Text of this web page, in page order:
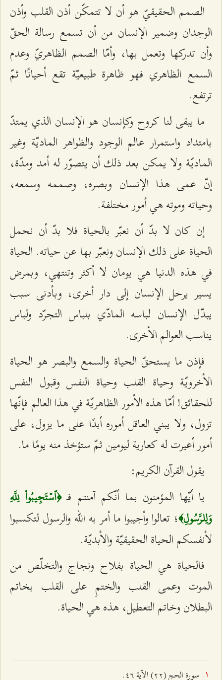
الصمم الحقيقيّ هو أن لا تتمكّن أذن القلب وأذن
الوجدان وضمير الإنسان من أن تسمع رسالة الحقّ
وأن تدركها وتعمل بها، وأمّا الصمم الظاهريّ وعدم
السمع الظاهري فهو ظاهرة طبيعيّة تقع أحيانًا ثمّ
ترتفع.
ما يبقى لنا كروح وكإنسان هو الإنسان الذي يمتدّ
بامتداد واستمرار عالم الوجود والظواهر الماديّة وغير
الماديّة ولا يمكن بعد ذلك أن يتصوّر له أمد ومدّة،
إنّ عمى هذا الإنسان وبصره، وصممه وسمعه،
وحياته وموته هي أمور مختلفة.
إن كان لا بدّ أن نعبّر بالحياة فلا بدّ أن نحمل
الحياة على ذلك الإنسان ونعبّر بها عن حياته. الحياة
في هذه الدنيا هي يومان لا أكثر وتنتهي، وبمرض
يسير يرحل الإنسان إلى دار أخرى، وبأدنى سبب
يبدّل الإنسان لباسه المادّي بلباس التجرّد ولباس
يناسب العوالم الأخرى.
فإذن ما يستحقّ الحياة والسمع والبصر هو الحياة
الأخرويّة وحياة القلب وحياة النفس وقبول النفس
للحقائق! أمّا هذه الأمور الظاهريّة في هذا العالم فإنّها
تزول، ولا يبني العاقل أموره أبدًا على ما يزول، على
أمور أعيرت له كعارية ليومين ثمّ ستؤخذ منه يومًا ما.
يقول القرآن الكريم:
يا أيّها المؤمنون بما أنّكم آمنتم فـ﴿ٱسۡتَجِيبُواْ لِلَّهِ
وَلِلرَّسُولِ﴾؛ تعالوا وأجيبوا ما أمر به الله والرسول لتكسبوا
لأنفسكم الحياة الحقيقيّة والأبديّة.
فالحياة هي الحياة بفلاح ونجاج والتخلّص من
الموت وعمى القلب والختمِ على القلب بخاتم
البطلان وخاتم التعطيل، هذه هي الحياة.
سورة الحج (٢٢) الآية ٤٦.